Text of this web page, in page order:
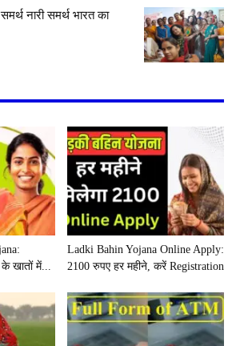
नारी समर्थ भारत का
के खातों में...
Ladki Bahin Yojana Online Apply:
2100 रुपए हर महीने, करें Registration